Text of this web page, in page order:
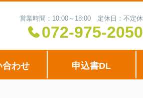
営業時間：10:00～18:00 定休日：不定休
072-975-2050
合わせ 申込書DL